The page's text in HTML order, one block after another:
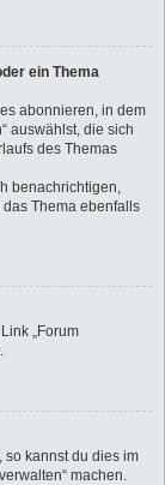
ein Thema
abonnieren, in dem
auswählst, die sich
des Themas
benachrichtigen,
Thema ebenfalls
„Forum
so kannst du dies im
machen.